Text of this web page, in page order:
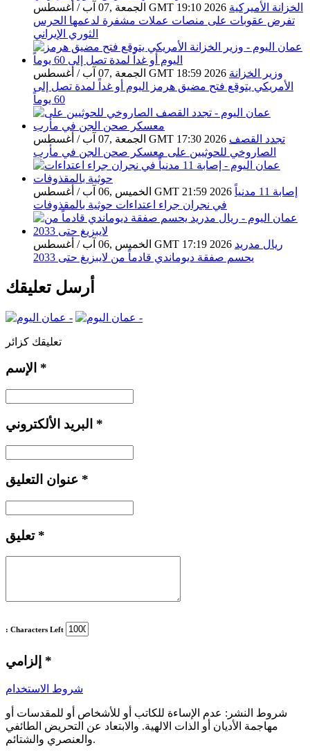
الجمعة ,07 آب / أغسطس GMT 19:10 2026 الخزانة الأميركية
تفرض عقوبات على منصات عملات مشفرة لدعمها الحرس
الثوري الإيراني
الجمعة ,07 آب / أغسطس GMT 18:59 2026 وزير الخزانة
الأمريكي يتوقع فتح مضيق هرمز اليوم أو غداً لمدة تصل إلى
60 يوماً
الجمعة ,07 آب / أغسطس GMT 17:30 2026 تجدد القصف
الصاروخي للحوثيين على معسكر صحن الجن في مأرب
الخميس ,06 آب / أغسطس GMT 21:59 2026 إصابة 11 مدنياً
في نجران جراء اعتداءات حوثية بالمقذوفات
الخميس ,06 آب / أغسطس GMT 17:19 2026 ريال مدريد
يحسم صفقة ديوماندي قادماً من لايبزيغ حتى 2033
أرسل تعليقك
تعليقك كزائر
*
*
*
تعليق *
: Characters Left
*
شروط الاستخدام
شروط النشر: عدم الإساءة للكاتب أو للأشخاص أو للمقدسات أو
مهاجمة الأديان أو الذات الالهية. والابتعاد عن التحريض الطائفي
والعنصري والشتائم.